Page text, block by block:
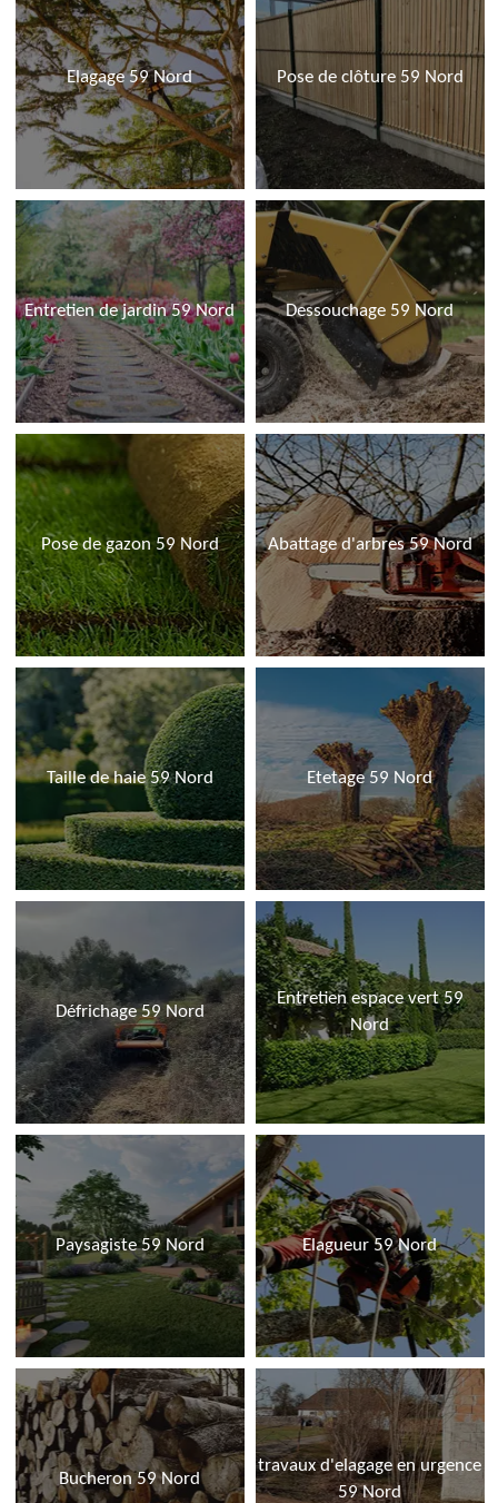
Elagage 59 Nord Pose de clôture 59 Nord
Entretien de jardin 59 Nord Dessouchage 59 Nord
Pose de gazon 59 Nord Abattage d'arbres 59 Nord
Taille de haie 59 Nord Etetage 59 Nord
Défrichage 59 Nord
Entretien espace vert 59
Nord
Paysagiste 59 Nord Elagueur 59 Nord
Bucheron 59 Nord
travaux d'elagage en urgence
59 Nord